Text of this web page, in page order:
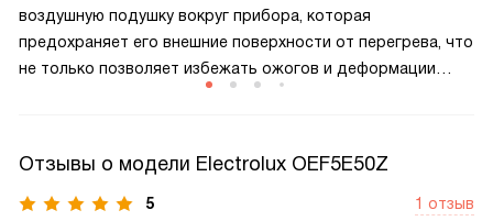
воздушную подушку вокруг прибора, которая
предохраняет его внешние поверхности от перегрева, что
не только позволяет избежать ожогов и деформации
Отзывы о модели Electrolux OEF5E50Z
5 1 отзыв